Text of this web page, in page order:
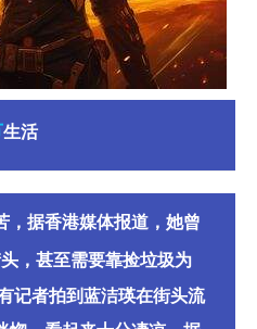
生活
，据香港媒体报道，她曾
，甚至需要靠捡垃圾为
记者拍到蓝洁瑛在街头流